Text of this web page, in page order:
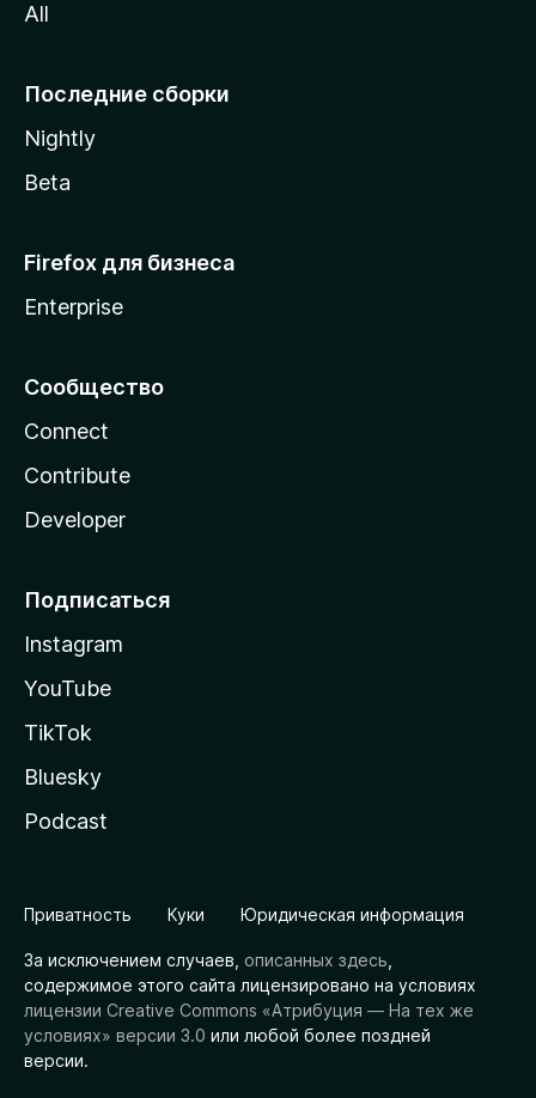
i
l
All
Последние сборки
Nightly
Beta
Firefox для бизнеса
Enterprise
Сообщество
Connect
Contribute
Developer
Подписаться
Instagram
YouTube
TikTok
Bluesky
Podcast
Приватность Куки Юридическая информация
За исключением случаев, описанных здесь
содержимое этого сайта лицензировано на условиях
лицензии Creative Commons «Атрибуция — На тех же
условиях» версии 3.0 или любой более поздней
версии.